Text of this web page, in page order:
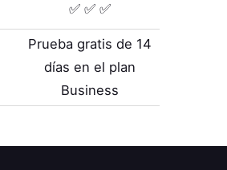
✅ ✅ ✅
Prueba gratis de 14
días en el plan
Business